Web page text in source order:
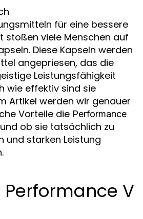
für eine bessere
stoßen viele Menschen auf
Diese Kapseln werden
angepriesen, das die
Leistungsfähigkeit
wie effektiv sind sie
Artikel werden wir genauer
Vorteile die Performance
ob sie tatsächlich zu
und starken Leistung
V